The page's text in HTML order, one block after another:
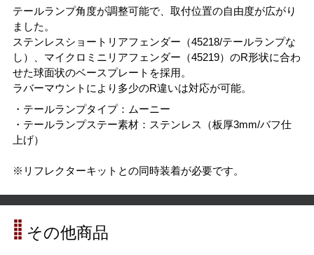
テールランプ角度が調整可能で、取付位置の自由度が広がり
ました。
ステンレスショートリアフェンダー（45218/テールランプな
し）、マイクロミニリアフェンダー（45219）のR形状に合わ
せた球面状のベースプレートを採用。
ラバーマウントにより多少のR違いは対応が可能。
・テールランプタイプ：ムーニー
・テールランプステー素材：ステンレス（板厚3mm/バフ仕
上げ）
※リフレクターキットとの同時装着が必要です。
その他商品